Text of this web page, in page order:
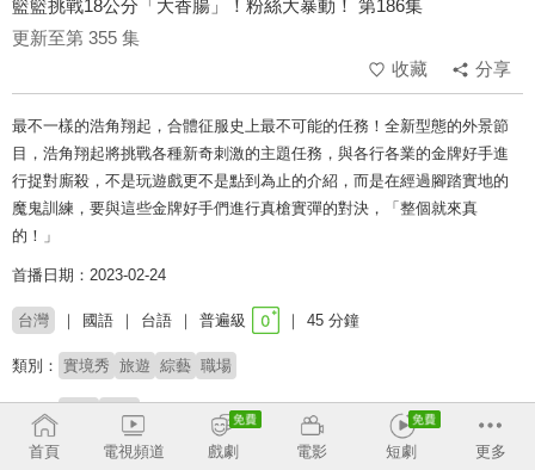
籃籃挑戰18公分「大香腸」！粉絲大暴動！ 第186集
更新至第 355 集
收藏
分享
最不一樣的浩角翔起，合體征服史上最不可能的任務！全新型態的外景節
目，浩角翔起將挑戰各種新奇刺激的主題任務，與各行各業的金牌好手進
行捉對廝殺，不是玩遊戲更不是點到為止的介紹，而是在經過腳踏實地的
魔鬼訓練，要與這些金牌好手們進行真槍實彈的對決，「整個就來真
的！」
首播日期：2023-02-24
台灣 國語 台語 普遍級 45 分鐘
類別： 實境秀 旅遊 綜藝 職場
來賓： 宜芳
主持： 浩角翔起 籃籃
首頁 電視頻道 戲劇 電影 短劇 更多